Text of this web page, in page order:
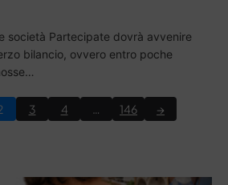
società Partecipate dovrà avvenire
bilancio, ovvero entro poche
3 4 … 146 →